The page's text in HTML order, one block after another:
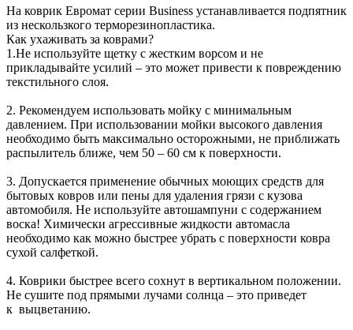
На коврик Евромат серии Business устанавливается подпятник
из нескользкого терморезинопластика.
Как ухаживать за коврами?
1.Не используйте щетку с жестким ворсом и не
прикладывайте усилий – это может привести к повреждению
текстильного слоя.
2. Рекомендуем использовать мойку с минимальным
давлением. При использовании мойки высокого давления
необходимо быть максимально осторожными, не приближать
распылитель ближе, чем 50 – 60 см к поверхности.
3. Допускается применение обычных моющих средств для
бытовых ковров или пены для удаления грязи с кузова
автомобиля. Не используйте автошампуни с содержанием
воска! Химически агрессивные жидкости автомасла
необходимо как можно быстрее убрать с поверхности ковра
сухой салфеткой.
4. Коврики быстрее всего сохнут в вертикальном положении.
Не сушите под прямыми лучами солнца – это приведет
к выцветанию.